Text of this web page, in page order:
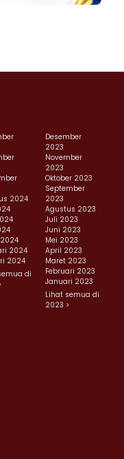
2024
2024
2024
di
Desember
2023
November
2023
Oktober 2023
September
2023
Agustus 2023
Juli 2023
Juni 2023
Mei 2023
April 2023
Maret 2023
Februari 2023
Januari 2023
Lihat semua di
2023 >